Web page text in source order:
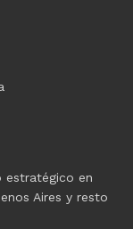
estratégico en
Aires y resto